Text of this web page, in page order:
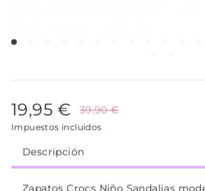
19,95 € 39,90 €
Impuestos incluidos
Descripción
Zapatos Crocs Niño Sandalias